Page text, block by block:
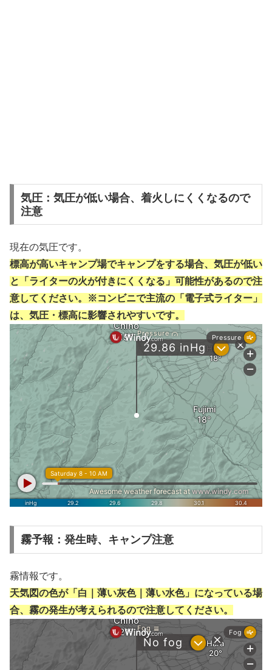
気圧：気圧が低い場合、着火しにくくなるので
注意
現在の気圧です。
標高が高いキャンプ場でキャンプをする場合、気圧が低い
と「ライターの火が付きにくくなる」可能性があるので注
意してください。※コンビニで主流の「電子式ライター」
は、気圧・標高に影響されやすいです。
霧予報：発生時、キャンプ注意
霧情報です。
天気図の色が「白｜薄い灰色｜薄い水色」になっている場
合、霧の発生が考えられるので注意してください。